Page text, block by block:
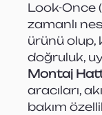
Look-Once
zamanlı
ürünü
doğruluk,
Montaj
aracıları,
bakım